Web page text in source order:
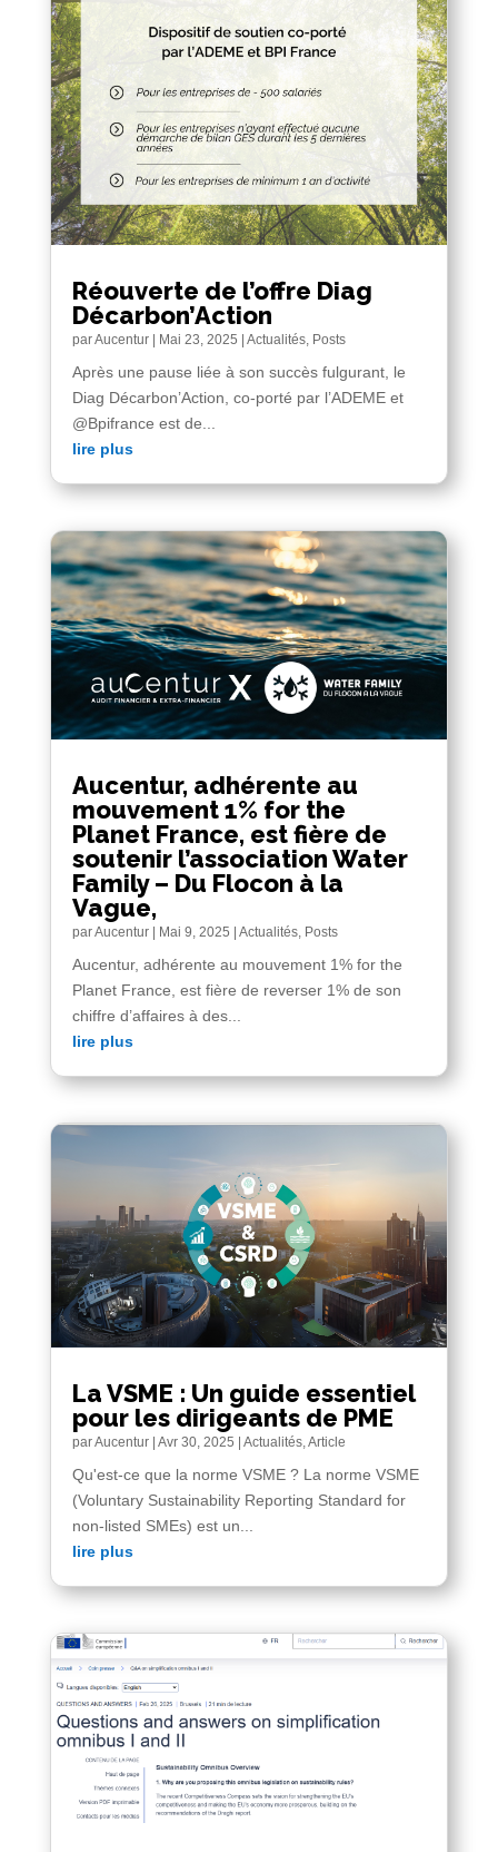
Réouverte de l’offre Diag
Décarbon’Action
parAucentur| Mai 23, 2025 | Actualités, Posts
Après une pause liée à son succès fulgurant, le
Diag Décarbon’Action, co-porté par l’ADEME et
@Bpifrance est de...
lire plus
Aucentur, adhérente au
mouvement 1% for the
Planet France, est fière de
soutenir l’association Water
Family – Du Flocon à la
Vague,
parAucentur| Mai 9, 2025 Actualités, Posts
Aucentur, adhérente au mouvement 1% for the
Planet France, est fière de reverser 1% de son
chiffre d’affaires à des...
lire plus
La VSME : Un guide essentiel
pour les dirigeants de PME
parAucentur| Avr 30, 2025 | Actualités,Article
Qu'est-ce que la norme VSME ? La norme VSME
(Voluntary Sustainability Reporting Standard for
non-listed SMEs) est un...
lire plus